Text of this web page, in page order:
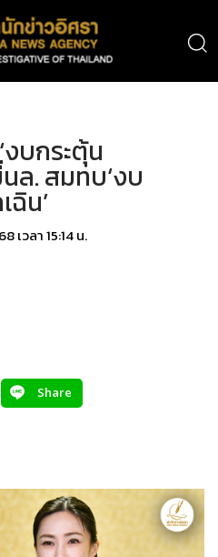
บกระตุ้น
ล. สมทบ‘งบ
ฉิน’
เวลา 15:14 น.
Share